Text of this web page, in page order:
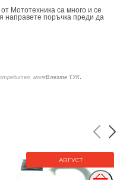
Мототехника са много и се
направете поръчка преди да
моляВлезте ТУК
АВГУСТ